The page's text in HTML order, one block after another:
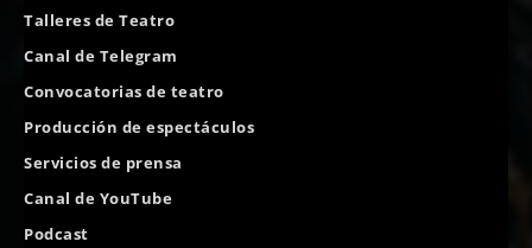
Talleres de Teatro
Canal de Telegram
Convocatorias de teatro
Producción de espectáculos
Servicios de prensa
Canal de YouTube
Podcast